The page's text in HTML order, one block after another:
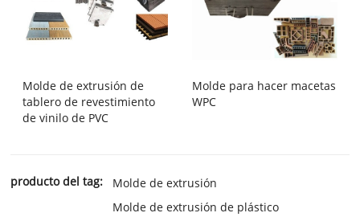
Molde de extrusión de
tablero de revestimiento
de vinilo de PVC
Molde para hacer macetas
WPC
producto del tag:
Molde de extrusión
Molde de extrusión de plástico